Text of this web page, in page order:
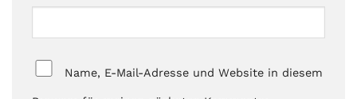
Name, E-Mail-Adresse und Website in diesem